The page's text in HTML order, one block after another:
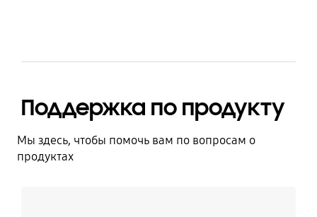
Поддержка по продукту
Мы здесь, чтобы помочь вам по вопросам о
продуктах